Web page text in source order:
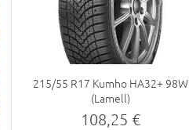
215/55 R17 Kumho HA32+ 98W
(Lamell)
108,25 €